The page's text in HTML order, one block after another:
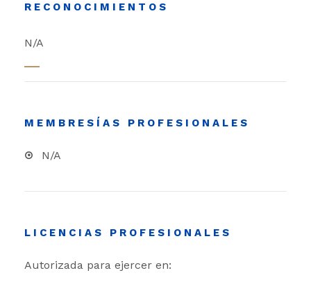
RECONOCIMIENTOS
N/A
MEMBRESÍAS PROFESIONALES
N/A
LICENCIAS PROFESIONALES
Autorizada para ejercer en: